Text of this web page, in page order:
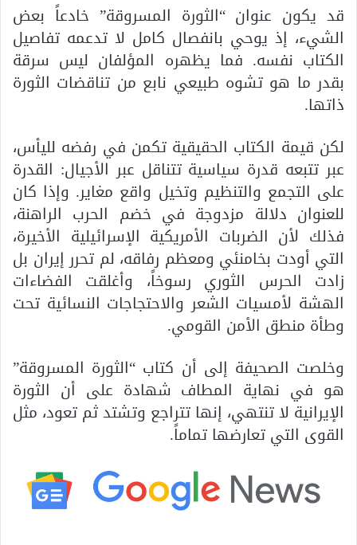
قد يكون عنوان “الثورة المسروقة” خادعاً بعض
الشيء، إذ يوحي بانفصال كامل لا تدعمه تفاصيل
الكتاب نفسه. فما يظهره المؤلفان ليس سرقة
بقدر ما هو تشوه طبيعي نابع من تناقضات الثورة
ذاتها.
لكن قيمة الكتاب الحقيقية تكمن في رفضه لليأس،
عبر تتبعه قدرة سياسية تتناقل عبر الأجيال: القدرة
على التجمع والتنظيم وتخيل واقع مغاير. وإذا كان
للعنوان دلالة مزدوجة في خضم الحرب الراهنة،
فذلك لأن الضربات الأمريكية الإسرائيلية الأخيرة،
التي أودت بخامنئي ومعظم رفاقه، لم تحرر إيران بل
زادت الحرس الثوري رسوخاً، وأغلقت الفضاءات
الهشة لأمسيات الشعر والاحتجاجات النسائية تحت
وطأة منطق الأمن القومي.
وخلصت الصحيفة إلى أن كتاب “الثورة المسروقة”
هو في نهاية المطاف شهادة على أن الثورة
الإيرانية لا تنتهي، إنها تتراجع وتشتد ثم تعود، مثل
القوى التي تعارضها تماماً.